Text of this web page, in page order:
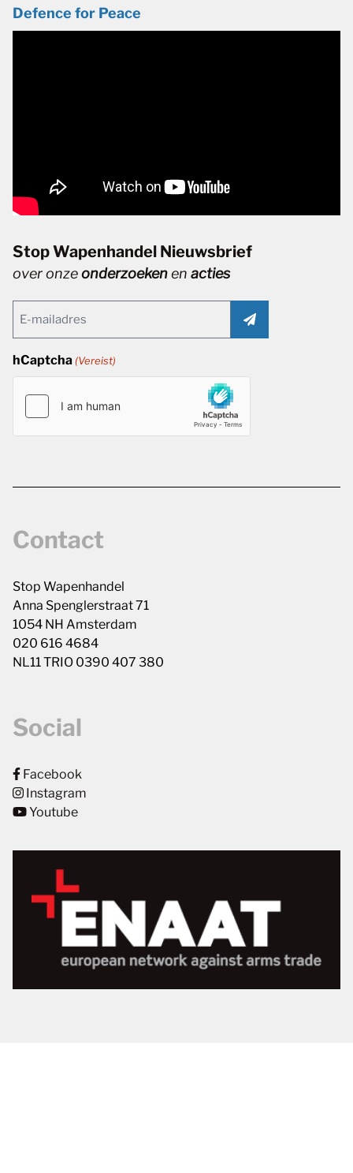
Defence for Peace
Stop Wapenhandel Nieuwsbrief
over onzeonderzoekenen acties
(Vereist)
hCaptcha (Vereist)
Contact
Stop Wapenhandel
Anna Spenglerstraat 71
1054 NH Amsterdam
020 616 4684
NL11 TRIO 0390 407 380
Social
Facebook
Instagram
Youtube